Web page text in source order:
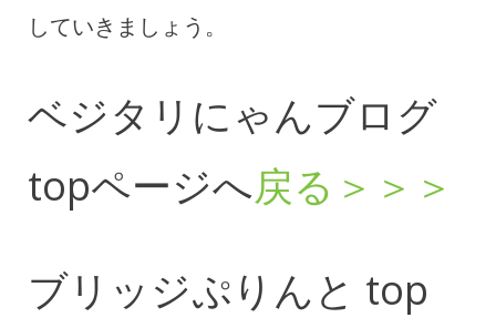
していきましょう。
ベジタリにゃんブログ
topページへ戻る＞＞＞
ブリッジぷりんと top